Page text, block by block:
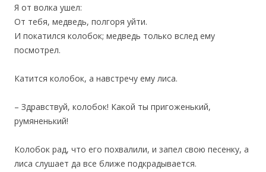
Я от волка ушел:
От тебя, медведь, полгоря уйти.
И покатился колобок; медведь только вслед ему
посмотрел.
Катится колобок, а навстречу ему лиса.
– Здравствуй, колобок! Какой ты пригоженький,
румяненький!
Колобок рад, что его похвалили, и запел свою песенку, а
лиса слушает да все ближе подкрадывается.